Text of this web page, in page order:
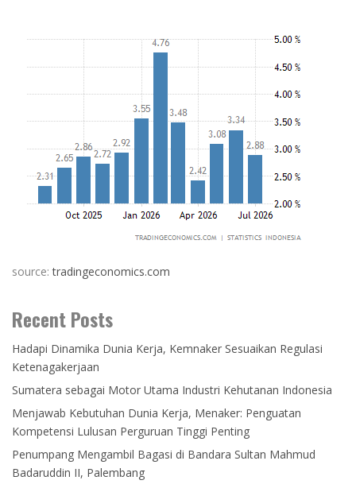
source:tradingeconomics.com
Recent Posts
Hadapi Dinamika Dunia Kerja, Kemnaker Sesuaikan Regulasi
Ketenagakerjaan
Sumatera sebagai Motor Utama Industri Kehutanan Indonesia
Menjawab Kebutuhan Dunia Kerja, Menaker: Penguatan
Kompetensi Lulusan Perguruan Tinggi Penting
Penumpang Mengambil Bagasi di Bandara Sultan Mahmud
Badaruddin II, Palembang